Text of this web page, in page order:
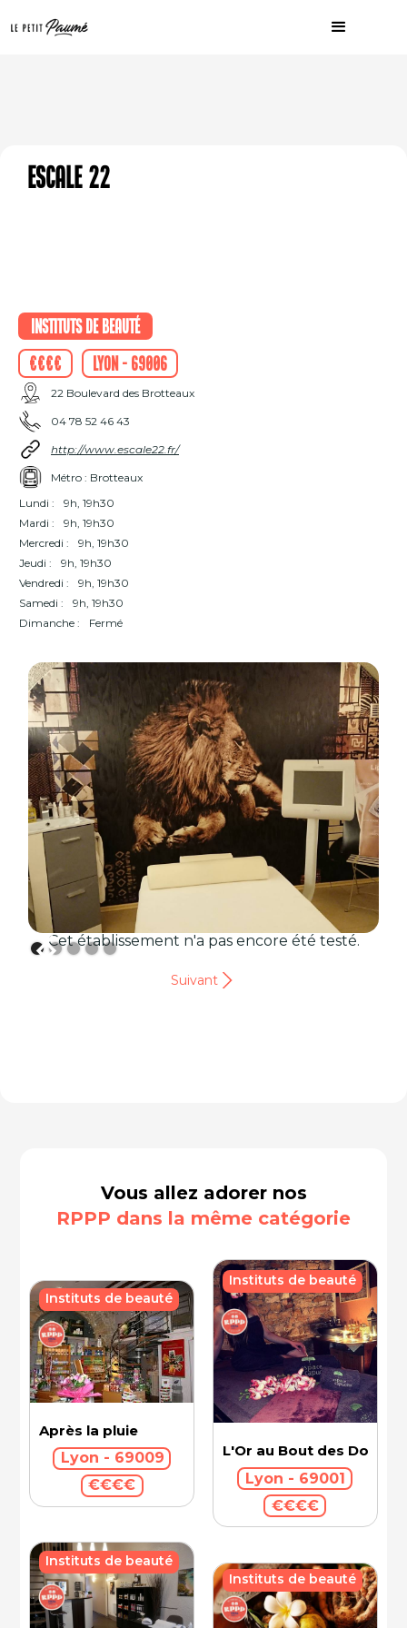
Escale 22
Instituts de beauté
€€€€
Lyon - 69006
22 Boulevard des Brotteaux
04 78 52 46 43
http://www.escale22.fr/
Métro : Brotteaux
Lundi :
9h, 19h30
Mardi :
9h, 19h30
Mercredi :
9h, 19h30
Jeudi :
9h, 19h30
Vendredi :
9h, 19h30
Samedi :
9h, 19h30
Dimanche :
Fermé
Cet établissement n'a pas encore été testé.
Suivant
Vous allez adorer nos
RPPP dans la même catégorie
Après la pluie
Lyon - 69009
€€€€
Instituts de beauté
L'Or au Bout des Doigts
Lyon - 69001
€€€€
Instituts de beauté
Instituts de beauté
Instituts de beauté